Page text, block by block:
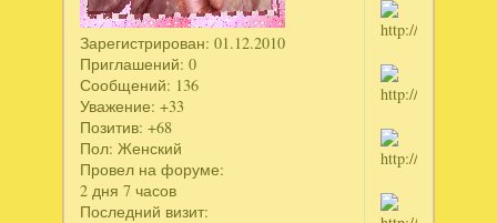
Зарегистрирован: 01.12.2010
Приглашений: 0
Сообщений: 136
Уважение: +33
Позитив: +68
Пол: Женский
Провел на форуме:
2 дня 7 часов
Последний визит: